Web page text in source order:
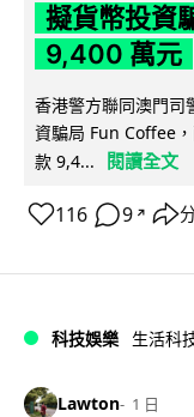
擬貨幣投資
9,400 萬元
香港警方聯同澳門司
資騙局 Fun Coffee
款 9,4...
閱讀全文
116 9 ↗
科技娛樂 生活科
Lawton 1 日